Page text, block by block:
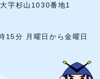
字杉山1030番地1
15分 月曜日から金曜日